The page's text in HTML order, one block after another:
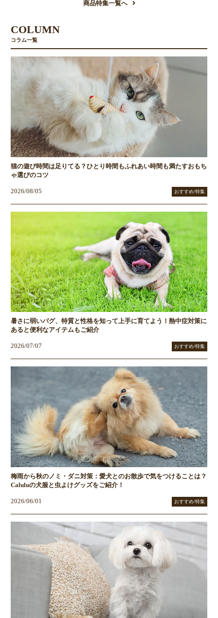
商品特集一覧へ
COLUMN
コラム一覧
猫の遊び時間は足りてる？ひとり時間もふれあい時間も満たすおもち
ゃ選びのコツ
2026/08/05 おすすめ/特集
暑さに弱いパグ、特質と性格を知って上手に育てよう！熱中症対策に
あると便利なアイテムもご紹介
2026/07/07 おすすめ/特集
梅雨から秋のノミ・ダニ対策：愛犬とのお散歩で気をつけることは？
Caluluの犬服と虫よけグッズをご紹介！
2026/06/01 おすすめ/特集